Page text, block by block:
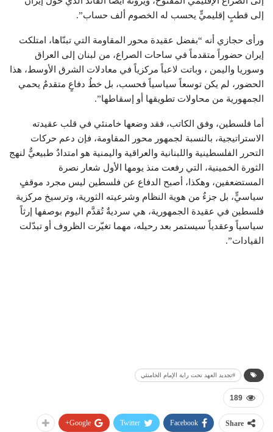
إلى قطبٍ إقليميٍّ يحسب له الخصوم ألف حساب”.
ورأى حجازي أنه “بفضل عقيدة محور المقاومة التي تبنّاها، امتلكت
إيران حضوراً متقدماً في ساحات الصراع، من لبنان إلى العراق
وسوريا واليمن ، وباتت لاعباً مركزياً في معادلات الشرق الأوسط، هذا
الحضور، لم يكن توسعاً سياسياً فحسب، بل خطُ دفاعٍ متقدمٌ يحمي
الجمهورية من محاولات تطويقها أو إسقاطها”.
أما فلسطين، وفق الكاتب، فقد وضعها خامنئي في قلب عقيدته
الاستراتيجية، بالنسبة لجمهور محور المقاومة، فإن دعم حركات
التحرر الفلسطينية واللبنانية والعراقية واليمنية هو امتدادٌ طبيعيٌّ لنهج
الثورة الخمينية، التي رفعت منذ يومها الأول شعار نصرة
المستضعفين، وهكذا، أصبح الدفاع عن فلسطين ليس مجرد موقفٍ
سياسيٍّ، بل جزءٌ من هوية النظام وشرعيته الثورية، وترسيخ مركزية
فلسطين في عقيدة الجمهورية، هي سرديةٌ تُقدَّم اليوم بوصفها إرثاً
سياسياً وعقدياً سيستمر بعد رحيله، مهما تغيّرت الظروف أو تبدّلت
القيادات”.
#تجديد العهد تحت راية الإمام الخامنئي
189
Share
Facebook
Twitter
Google+